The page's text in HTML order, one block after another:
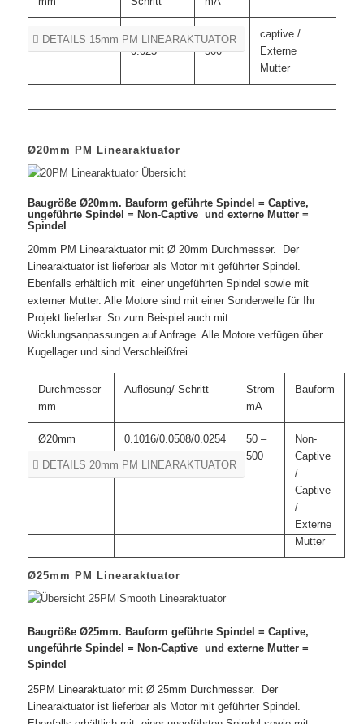
Ø15mm
0.02 –
0.025
50 –
500
captive /
Externe
Mutter
DETAILS 15mm PM LINEARAKTUATOR
Ø20mm PM Linearaktuator
Baugröße Ø20mm. Bauform geführte Spindel = Captive,
ungeführte Spindel = Non-Captive und externe Mutter =
Spindel
20mm PM Linearaktuator mit Ø 20mm Durchmesser. Der
Linearaktuator ist lieferbar als Motor mit geführter Spindel.
Ebenfalls erhältlich mit einer ungeführten Spindel sowie mit
externer Mutter. Alle Motore sind mit einer Sonderwelle für Ihr
Projekt lieferbar. So zum Beispiel auch mit
Wicklungsanpassungen auf Anfrage. Alle Motore verfügen über
Kugellager und sind Verschleißfrei.
Durchmesser
mm
Auflösung/ Schritt
Strom
mA
Bauform
Ø20mm 0.1016/0.0508/0.0254
50 –
500
Non-
Captive
/
Captive
/
Externe
Mutter
DETAILS 20mm PM LINEARAKTUATOR
Ø25mm PM Linearaktuator
Baugröße Ø25mm. Bauform geführte Spindel = Captive,
ungeführte Spindel = Non-Captive und externe Mutter =
Spindel
25PM Linearaktuator mit Ø 25mm Durchmesser. Der
Linearaktuator ist lieferbar als Motor mit geführter Spindel.